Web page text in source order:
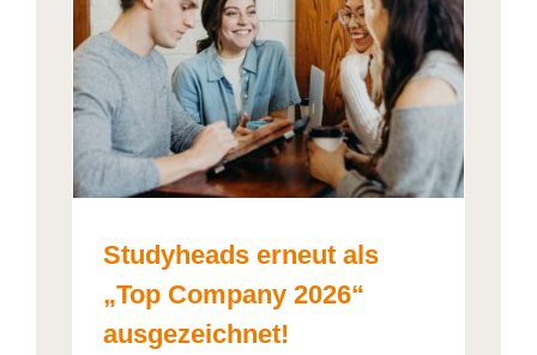
Studyheads erneut als
„Top Company 2026“
ausgezeichnet!